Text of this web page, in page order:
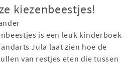
kiezenbeestjes!
is een leuk kinderboek
Jula laat zien hoe de
van restjes eten die tussen